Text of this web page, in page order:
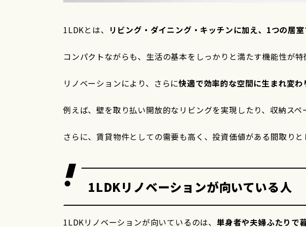
1LDKとは、 リビング・ダイニング・キッチンに加え、1つの居
コンパクトながらも、生活の基本をしっかりと満たす機能性が特
リノベーションにより、さらに快適で効率的な空間に生まれ変わ
例えば、壁を取り払い開放的なリビングを実現したり、収納スペ
さらに、賃貸物件としての需要も高く、投資価値がある間取りと
1LDKリノベーションが向いている人
1LDKリノベーションが向いているのは、 単身者や夫婦ふたりで